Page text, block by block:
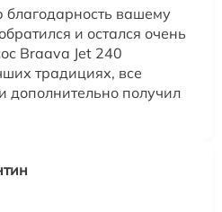
вашему
и остался очень
Braava Jet 240
традициях, все
дополнительно получил